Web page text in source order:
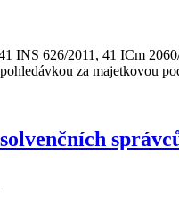
INS 626/2011, 41 ICm
za majetkovou